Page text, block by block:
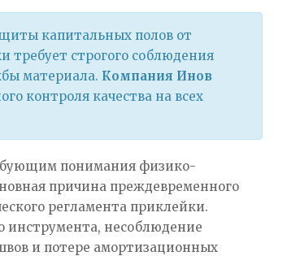
капитальных полов от
требует строгого соблюдения
материала. Компания Инов
контроля качества на всех
понимания физико-
причина преждевременного
регламента приклейки.
инструмента, несоблюдение
и потере амортизационных